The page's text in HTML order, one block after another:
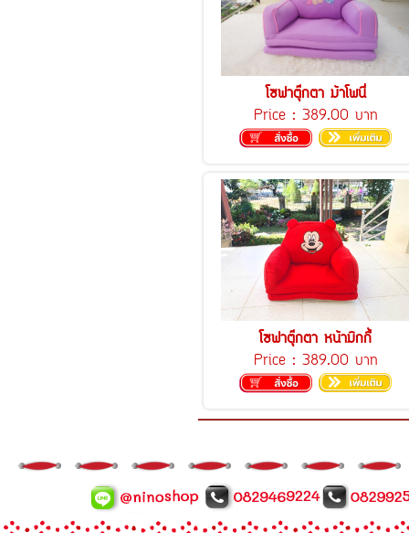
โซฟาตุ๊กตา ม้าโพนี่
Price : 389.00 บาท
โซฟาตุ๊กตา หน้ามิกกี้
Price : 389.00 บาท